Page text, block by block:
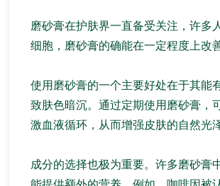
磨砂膏在护肤界一直备受关注，许多
细胞，磨砂膏的确能在一定程度上改
使用磨砂膏的一个主要好处在于其能
致肤色暗沉。通过定期使用磨砂膏，
激血液循环，从而增强皮肤的自然光泽
成分的选择也极为重要。许多磨砂膏